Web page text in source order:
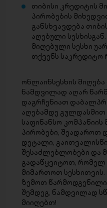
თიბისი კრედიტის
პირობების
განსხვავდება
აღებული
მიღებული სესხი
თქვენს საკრედიტო
ონლაინსესხის
ნამდვილად აღარ
დაგრჩენიათ
აღებამდე
საფინანსო
პირობები, შეადაროთ
დეტალი,
შესაძლებლობები და
გადაწყვიტოთ, რომელ
მიმართოთ სესხითვის.
ზემოთ წარმოდგენილი
შემდეგ, ნამდვილად
მიიღებთ!